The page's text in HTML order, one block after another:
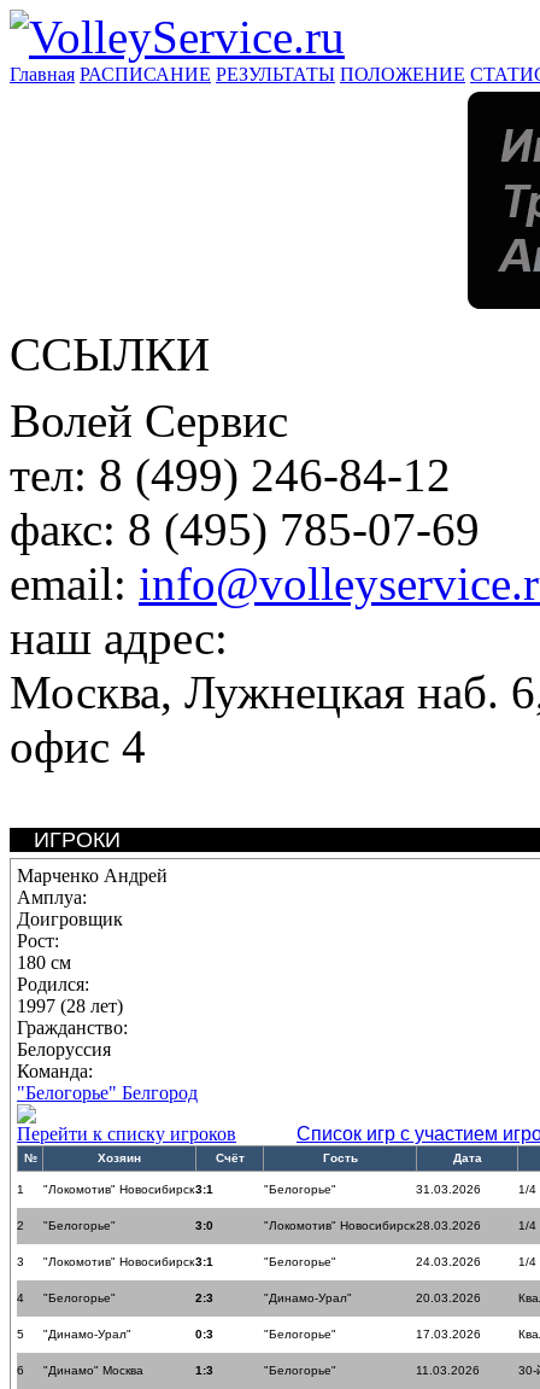
Главная РАСПИСАНИЕ РЕЗУЛЬТАТЫ ПОЛОЖЕНИЕ
ССЫЛКИ
Волей Сервис
тел: 8 (499) 246-84-12
факс: 8 (495) 785-07-69
email:
наш адрес:
Москва, Лужнецкая наб.
офис 4
ИГРОКИ
Марченко Андрей
Амплуа:
Доигровщик
Рост:
180 см
Родился:
1997 (28 лет)
Гражданство:
Белоруссия
Команда:
"Белогорье" Белгород
Перейти к списку игроков
Список игр с участием
№ Хозяин Счёт Гость Дата
1 "Локомотив" Новосибирск3:1 "Белогорье" 31.03.2026 1/4
2 "Белогорье" 3:0 "Локомотив" Новосибирск28.03.2026 1/4
3 "Локомотив" Новосибирск3:1 "Белогорье" 24.03.2026 1/4
4 "Белогорье" 2:3 "Динамо-Урал" 20.03.2026
5 "Динамо-Урал" 0:3 "Белогорье" 17.03.2026
6 "Динамо" Москва 1:3 "Белогорье" 11.03.2026 30-